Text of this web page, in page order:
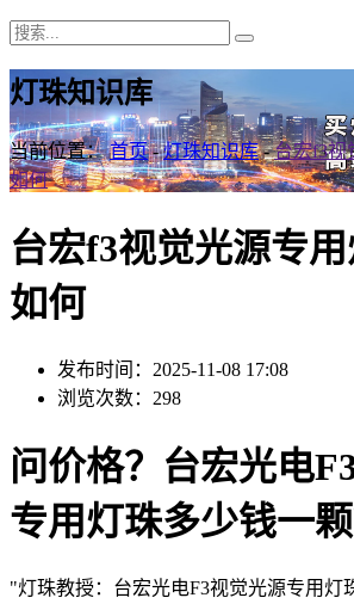
灯珠知识库
当前位置：首页-灯珠知识库-台宏f3视
如何
台宏f3视觉光源专
如何
发布时间：2025-11-08 17:08
浏览次数：298
问价格？台宏光电
专用灯珠多少钱一颗
"灯珠教授：台宏光电F3视觉光源专用灯